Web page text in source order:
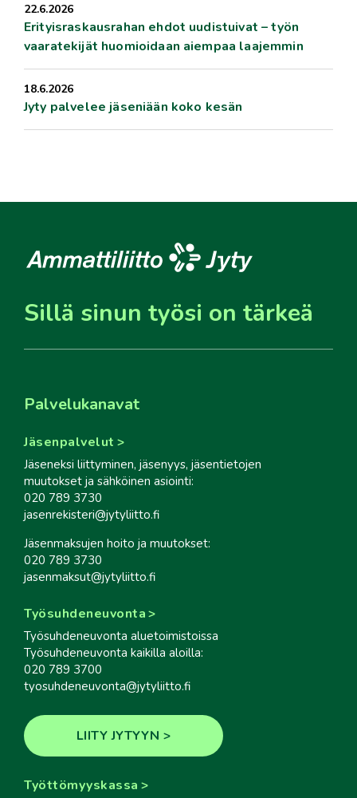
22.6.2026
Erityisraskausrahan ehdot uudistuivat – työn
vaaratekijät huomioidaan aiempaa laajemmin
18.6.2026
Jyty palvelee jäseniään koko kesän
Sillä sinun työsi on tärkeä
Palvelukanavat
Jäsenpalvelut
Jäseneksi liittyminen, jäsenyys, jäsentietojen
muutokset ja sähköinen asiointi:
020 789 3730
jasenrekisteri@jytyliitto.fi
Jäsenmaksujen hoito ja muutokset:
020 789 3730
jasenmaksut@jytyliitto.fi
Työsuhdeneuvonta
Työsuhdeneuvonta aluetoimistoissa
Työsuhdeneuvonta kaikilla aloilla:
020 789 3700
tyosuhdeneuvonta@jytyliitto.fi
LIITY JYTYYN
Työttömyyskassa